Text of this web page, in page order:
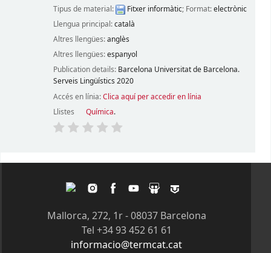
Tipus de material:
Fitxer informàtic; Format:electrònic
Llengua principal:català
Altres llengües:anglès
Altres llengües:espanyol
Publication details: Barcelona Universitat de Barcelona.
Serveis Lingüístics 2020
Accés en línia:Clica aquí per accedir en línia
Llistes
Química.
Mallorca, 272, 1r - 08037 Barcelona
Tel +34 93 452 61 61
informacio@termcat.cat